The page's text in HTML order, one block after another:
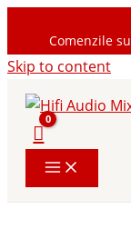
Comenzile
Skip to content